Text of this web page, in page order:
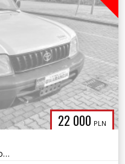
22 000 PLN
3.0 diesel 4x4 blokada mostów snooker stan tech idealny zamiana